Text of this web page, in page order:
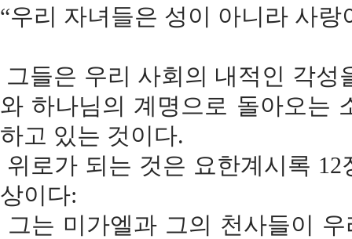
“우리 자녀들은 성이 아니라 사랑
그들은 우리 사회의 내적인 각
와 하나님의 계명으로 돌아오는
하고 있는 것이다.
위로가 되는 것은 요한계시록
상이다:
그는 미가엘과 그의 천사들이